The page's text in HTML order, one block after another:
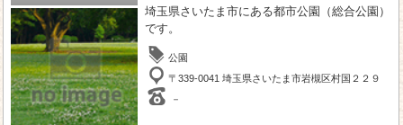
埼玉県さいたま市にある都市公園（総合公園）
です。
公園
〒339-0041 埼玉県さいたま市岩槻区村国２２９
－